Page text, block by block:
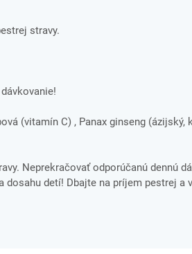
stravy.
(vitamín C) , Panax ginseng (ázijský,
Neprekračovať odporúčanú dennú
detí! Dbajte na príjem pestrej a